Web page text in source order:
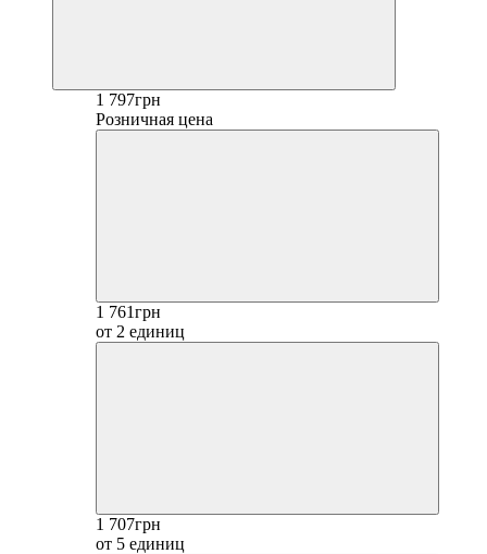
1 797грн
Розничная цена
1 761грн
от 2 единиц
1 707грн
от 5 единиц